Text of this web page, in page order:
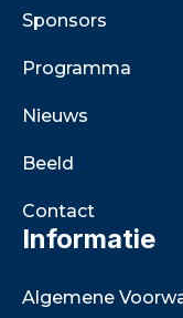
Sponsors
Programma
Nieuws
Beeld
Contact
Informatie
Algemene